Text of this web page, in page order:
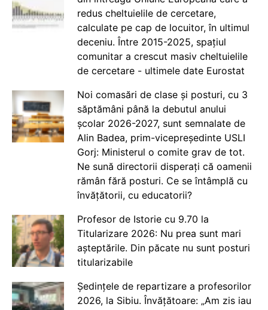
redus cheltuielile de cercetare,
calculate pe cap de locuitor, în ultimul
deceniu. Între 2015-2025, spațiul
comunitar a crescut masiv cheltuielile
de cercetare - ultimele date Eurostat
Noi comasări de clase și posturi, cu 3
săptămâni până la debutul anului
școlar 2026-2027, sunt semnalate de
Alin Badea, prim-vicepreședinte USLI
Gorj: Ministerul o comite grav de tot.
Ne sună directorii disperați că oamenii
rămân fără posturi. Ce se întâmplă cu
învățătorii, cu educatorii?
Profesor de Istorie cu 9.70 la
Titularizare 2026: Nu prea sunt mari
așteptările. Din păcate nu sunt posturi
titularizabile
Ședințele de repartizare a profesorilor
2026, la Sibiu. Învățătoare: „Am zis iau